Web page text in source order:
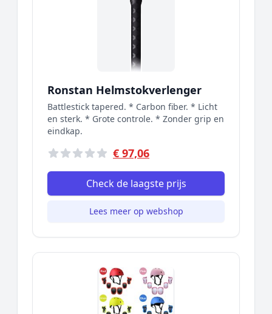
Ronstan Helmstokverlenger
Battlestick tapered. * Carbon fiber. * Licht
en sterk. * Grote controle. * Zonder grip en
eindkap.
€ 97,06
Check de laagste prijs
Lees meer op webshop